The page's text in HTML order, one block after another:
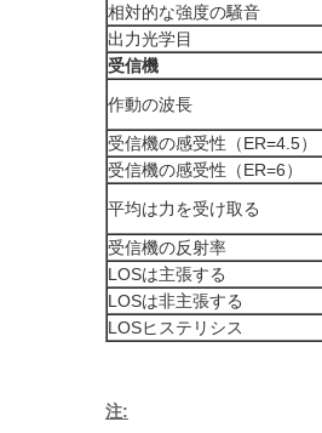
相対的な強度の騒音
出力光学目
受信機
作動の波長
受信機の感受性（ER=4.5）
受信機の感受性（ER=6）
平均は力を受け取る
受信機の反射率
LOSは主張する
LOSは非主張する
LOSヒステリシス
注: